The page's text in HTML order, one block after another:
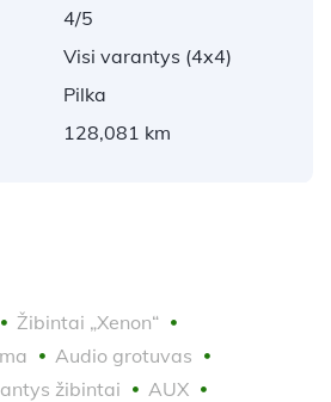
4/5
Visi varantys (4x4)
Pilka
128,081 km
Žibintai „Xenon“
Audio grotuvas
žibintai
AUX